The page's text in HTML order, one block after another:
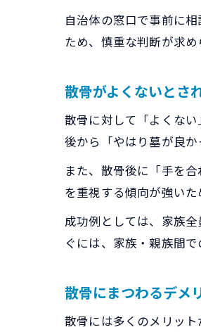
自治体の窓口で事前に
ため、慎重な判断が求め
散骨がよくないとさ
散骨に対して「よくな
後から「やはり墓が良か
また、散骨後に「手を
を重視する傾向が強いた
成功例としては、家族
ぐには、家族・親族間
散骨にまつわるデメ
散骨には多くのメリッ